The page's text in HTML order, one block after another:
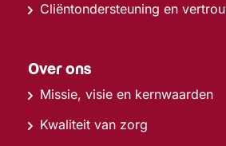
Cliëntondersteuning en
Over ons
Missie, visie en kernwaarden
Kwaliteit van zorg